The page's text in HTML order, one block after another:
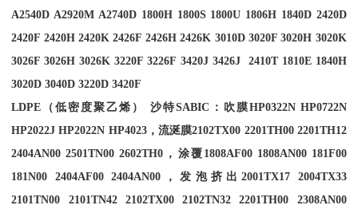
A2540D A2920M A2740D 1800H 1800S 1800U 1806H 1840D 2420D
2420F 2420H 2420K 2426F 2426H 2426K 3010D 3020F 3020H 3020K
3026F 3026H 3026K 3220F 3226F 3420J 3426J 2410T 1810E 1840H
3020D 3040D 3220D 3420F
LDPE （低密度聚乙烯） 沙特SABIC ：吹膜HP0322N HP0722N
HP2022J HP2022N HP4023，流涎膜2102TX00 2201TH00 2201TH12
2404AN00 2501TN00 2602TH0 ，涂覆 1808AF00 1808AN00 181F00
181N00 2404AF00 2404AN00，发泡挤出2001TX17 2004TX33
2101TN00 2101TN42 2102TX00 2102TN32 2201TH00 2308AN00